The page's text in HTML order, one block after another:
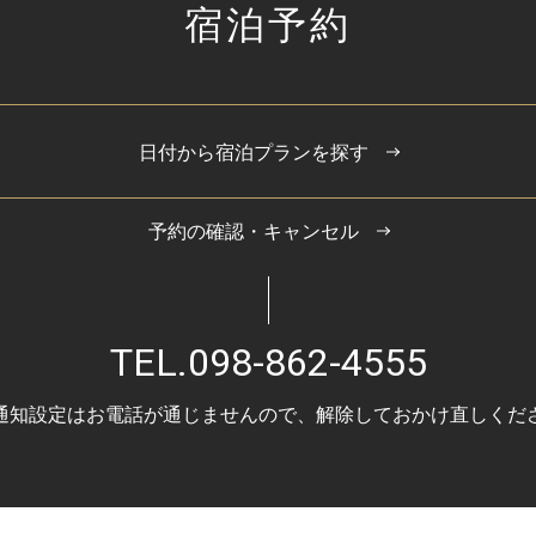
宿泊予約
日付から宿泊プランを探す
予約の確認・キャンセル
TEL.098-862-4555
設定はお電話が通じませんので、 解除しておかけ直しくだ